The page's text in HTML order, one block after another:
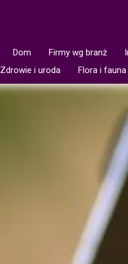
Dom Firmy wg branż
Zdrowie i uroda Flora i fauna